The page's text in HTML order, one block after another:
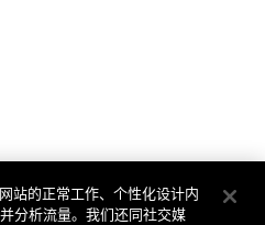
站的正常工作、个性化设计内
分析流量。我们还同社交媒